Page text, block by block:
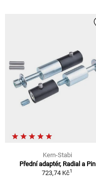
Kern-Stabi
Přední adaptér, Radial a Pin
723,74 Kč1